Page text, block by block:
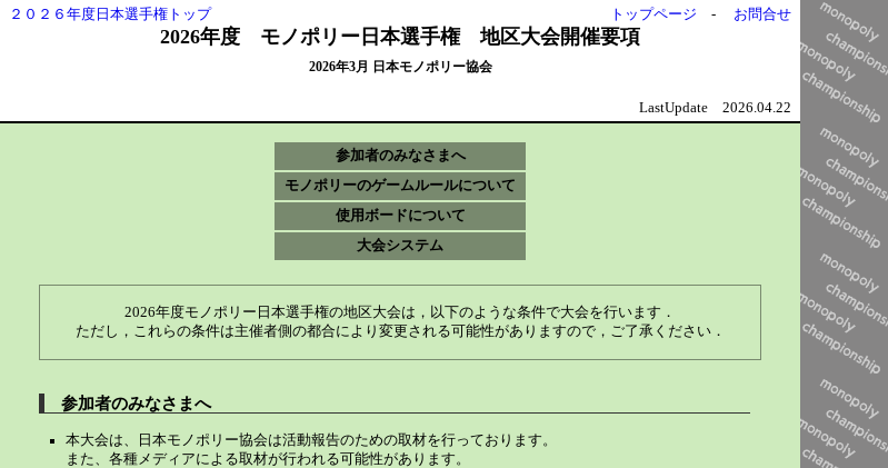
２０２６年度日本選手権トップ トップページ - お問合せ
2026年度 モノポリー日本選手権 地区大会開催要項
2026年3月 日本モノポリー協会
LastUpdate 2026.04.22
参加者のみなさまへ
モノポリーのゲームルールについて
使用ボードについて
大会システム
2026年度モノポリー日本選手権の地区大会は，以下のような条件で大会を行います．
ただし，これらの条件は主催者側の都合により変更される可能性がありますので，ご了承ください．
参加者のみなさまへ
本大会は、日本モノポリー協会は活動報告のための取材を行っております。
また、各種メディアによる取材が行われる可能性があります。